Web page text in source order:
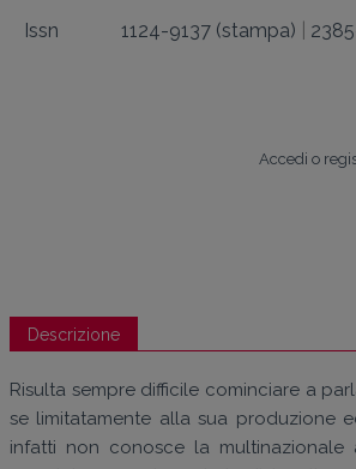
Issn
1124-9137 (stampa)
Accedi o
Descrizione
Risulta sempre difficile cominciare a
se limitatamente alla sua produzione
infatti non conosce la multinazionale